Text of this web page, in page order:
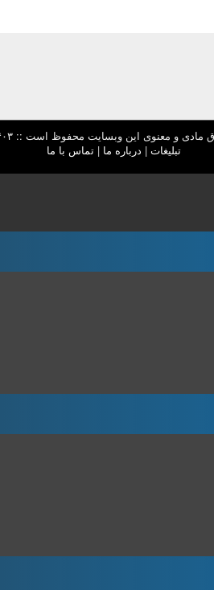
و معنوی این وبسایت محفوظ است :: ۱۴۰۳-۱۳۸۴
تبلیغات | درباره ما |تماس با ما